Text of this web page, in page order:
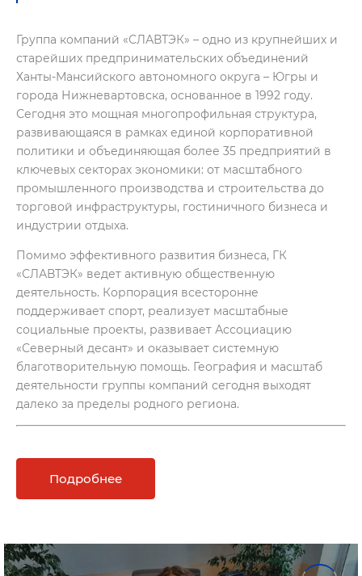
Группа компаний «СЛАВТЭК» – одно из крупнейших и
старейших предпринимательских объединений
Ханты-Мансийского автономного округа – Югры и
города Нижневартовска, основанное в 1992 году.
Сегодня это мощная многопрофильная структура,
развивающаяся в рамках единой корпоративной
политики и объединяющая более 35 предприятий в
ключевых секторах экономики: от масштабного
промышленного производства и строительства до
торговой инфраструктуры, гостиничного бизнеса и
индустрии отдыха.
Помимо эффективного развития бизнеса, ГК
«СЛАВТЭК» ведет активную общественную
деятельность. Корпорация всесторонне
поддерживает спорт, реализует масштабные
социальные проекты, развивает Ассоциацию
«Северный десант» и оказывает системную
благотворительную помощь. География и масштаб
деятельности группы компаний сегодня выходят
далеко за пределы родного региона.
Подробнее